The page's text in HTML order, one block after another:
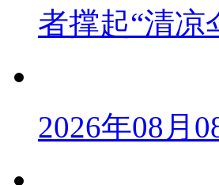
者撑起“清凉
2026年08月